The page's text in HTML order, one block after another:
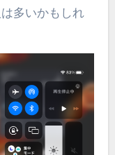
多いかもしれ